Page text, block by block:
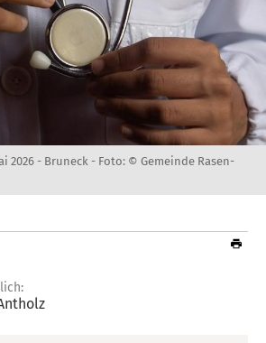
2026 - Bruneck - Foto: © Gemeinde Rasen-